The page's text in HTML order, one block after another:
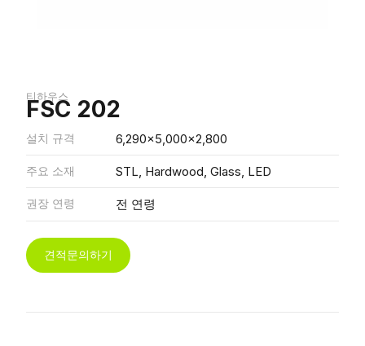
티하우스
FSC 202
설치 규격 6,290x5,000x2,800
주요 소재 STL, Hardwood, Glass, LED
권장 연령 전 연령
견적문의하기